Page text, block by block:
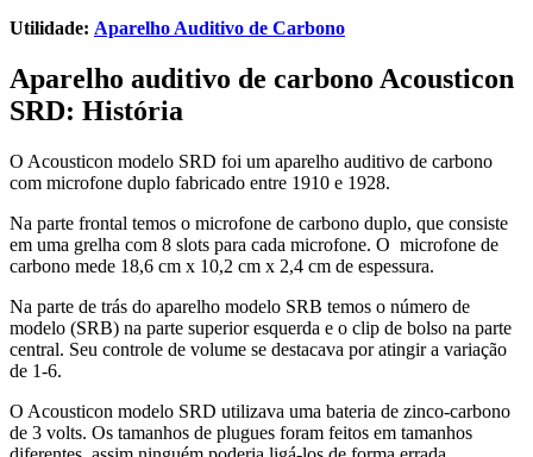
Utilidade: Aparelho Auditivo de Carbono
Aparelho auditivo de carbono Acousticon
SRD: História
O Acousticon modelo SRD foi um aparelho auditivo de carbono
com microfone duplo fabricado entre 1910 e 1928.
Na parte frontal temos o microfone de carbono duplo, que consiste
em uma grelha com 8 slots para cada microfone. O microfone de
carbono mede 18,6 cm x 10,2 cm x 2,4 cm de espessura.
Na parte de trás do aparelho modelo SRB temos o número de
modelo (SRB) na parte superior esquerda e o clip de bolso na parte
central. Seu controle de volume se destacava por atingir a variação
de 1-6.
O Acousticon modelo SRD utilizava uma bateria de zinco-carbono
de 3 volts. Os tamanhos de plugues foram feitos em tamanhos